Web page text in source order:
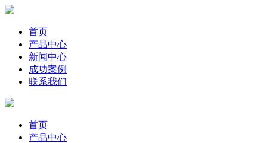
首页
产品中心
新闻中心
成功案例
联系我们
首页
产品中心